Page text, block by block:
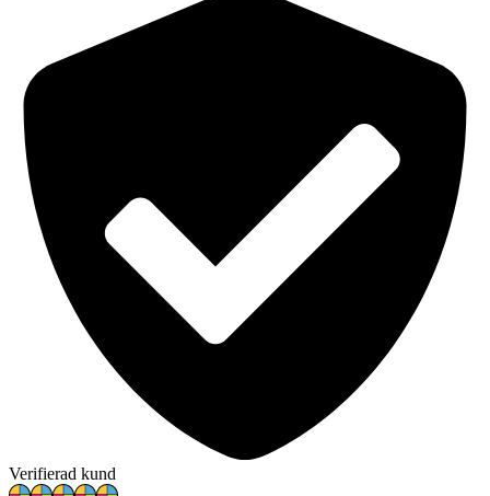
Verifierad kund